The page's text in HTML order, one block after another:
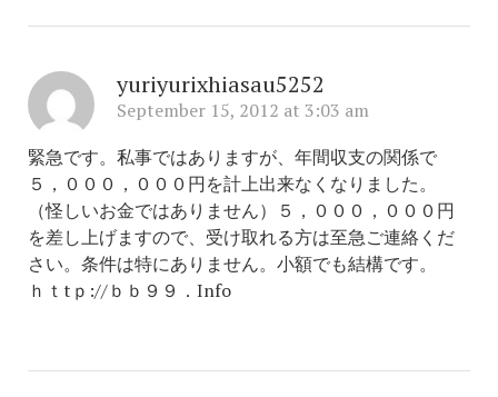
yuriyurixhiasau5252
September 15, 2012 at 3:03 am
緊急です。私事ではありますが、年間収支の関係で
５，０００，０００円を計上出来なくなりました。
（怪しいお金ではありません）５，０００，０００円
を差し上げますので、受け取れる方は至急ご連絡くだ
さい。条件は特にありません。小額でも結構です。
ｈｔtｐ://ｂｂ９９．Info